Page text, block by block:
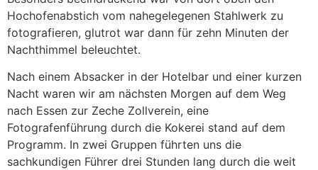
Hochofenabstich vom nahegelegenen Stahlwerk zu
fotografieren, glutrot war dann für zehn Minuten der
Nachthimmel beleuchtet.
Nach einem Absacker in der Hotelbar und einer kurzen
Nacht waren wir am nächsten Morgen auf dem Weg
nach Essen zur Zeche Zollverein, eine
Fotografenführung durch die Kokerei stand auf dem
Programm. In zwei Gruppen führten uns die
sachkundigen Führer drei Stunden lang durch die weit